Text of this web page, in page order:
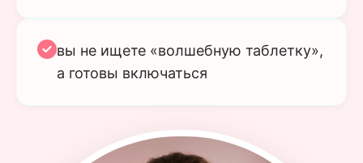
вы не ищете «волшебную таблетку»,
а готовы включаться